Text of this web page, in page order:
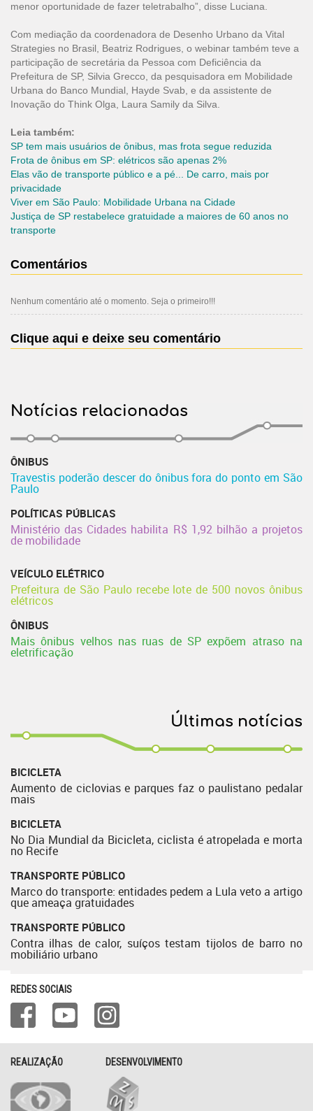
menor oportunidade de fazer teletrabalho”, disse Luciana.
Com mediação da coordenadora de Desenho Urbano da Vital
Strategies no Brasil, Beatriz Rodrigues, o webinar também teve a
participação de secretária da Pessoa com Deficiência da
Prefeitura de SP, Silvia Grecco, da pesquisadora em Mobilidade
Urbana do Banco Mundial, Hayde Svab, e da assistente de
Inovação do Think Olga, Laura Samily da Silva.
Leia também:
SP tem mais usuários de ônibus, mas frota segue reduzida
Frota de ônibus em SP: elétricos são apenas 2%
Elas vão de transporte público e a pé... De carro, mais por
privacidade
Viver em São Paulo: Mobilidade Urbana na Cidade
Justiça de SP restabelece gratuidade a maiores de 60 anos no
transporte
Comentários
Nenhum comentário até o momento. Seja o primeiro!!!
Clique aqui e deixe seu comentário
Notícias relacionadas
ÔNIBUS
Travestis poderão descer do ônibus fora do ponto em São
Paulo
POLÍTICAS PÚBLICAS
Ministério das Cidades habilita R$ 1,92 bilhão a projetos
de mobilidade
VEÍCULO ELÉTRICO
Prefeitura de São Paulo recebe lote de 500 novos ônibus
elétricos
ÔNIBUS
Mais ônibus velhos nas ruas de SP expõem atraso na
eletrificação
Últimas notícias
BICICLETA
Aumento de ciclovias e parques faz o paulistano pedalar
mais
BICICLETA
No Dia Mundial da Bicicleta, ciclista é atropelada e morta
no Recife
TRANSPORTE PÚBLICO
Marco do transporte: entidades pedem a Lula veto a artigo
que ameaça gratuidades
TRANSPORTE PÚBLICO
Contra ilhas de calor, suíços testam tijolos de barro no
mobiliário urbano
REDES SOCIAIS
REALIZAÇÃO DESENVOLVIMENTO